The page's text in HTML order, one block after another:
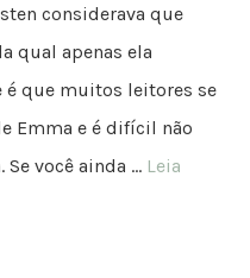
considerava que
qual apenas ela
é que muitos leitores se
Emma e é difícil não
você ainda … Leia